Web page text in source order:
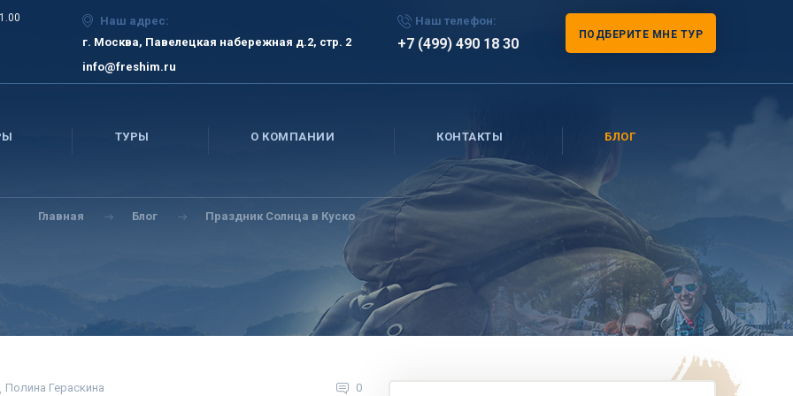
Наш адрес:
г. Москва, Павелецкая набережная д.2, стр. 2
info@freshim.ru
Наш телефон:
+7 (499) 490 18 30
ПОДБЕРИТЕ МНЕ ТУР
ТУРЫ О КОМПАНИИ КОНТАКТЫ БЛОГ
Главная Блог Праздник Солнца в Куско
Полина Гераскина 0